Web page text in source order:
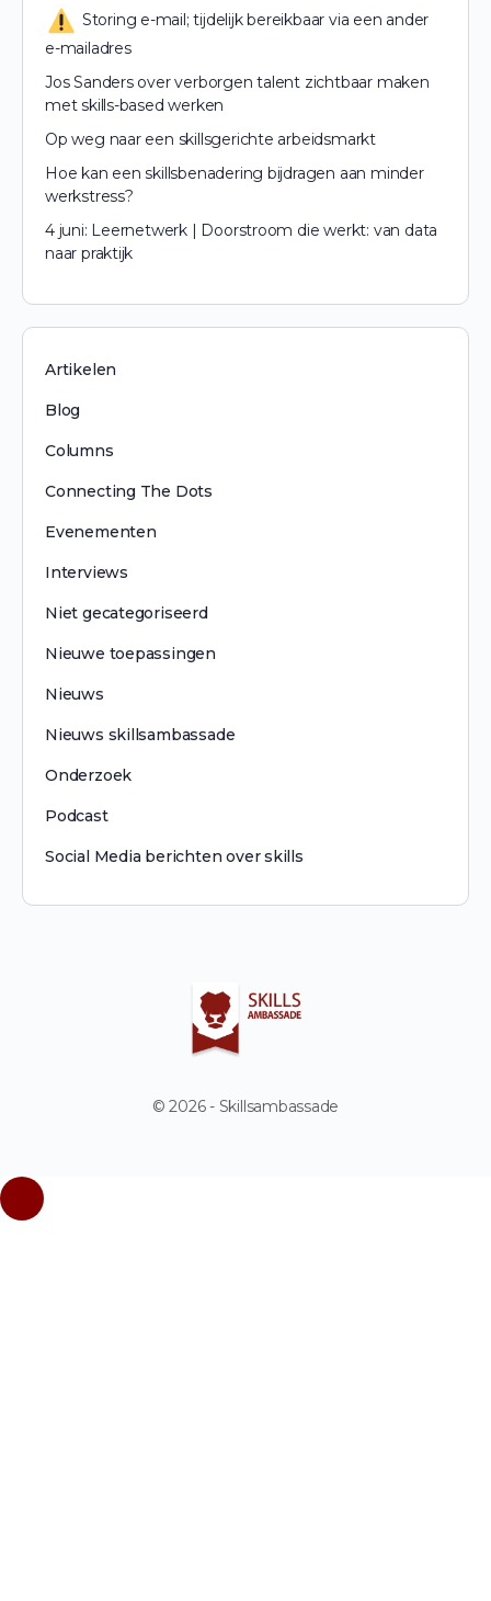
Storing e-mail; tijdelijk bereikbaar via een ander
e-mailadres
Jos Sanders over verborgen talent zichtbaar maken
met skills-based werken
Op weg naar een skillsgerichte arbeidsmarkt
Hoe kan een skillsbenadering bijdragen aan minder
werkstress?
4 juni: Leernetwerk | Doorstroom die werkt: van data
naar praktijk
Artikelen
Blog
Columns
Connecting The Dots
Evenementen
Interviews
Niet gecategoriseerd
Nieuwe toepassingen
Nieuws
Nieuws skillsambassade
Onderzoek
Podcast
Social Media berichten over skills
© 2026 - Skillsambassade